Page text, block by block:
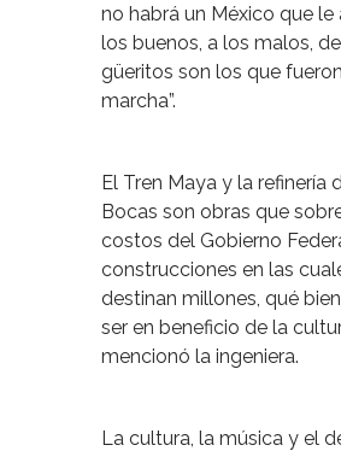
no habrá un México que le
los buenos, a los malos,
güeritos son los que
marcha”.
El Tren Maya y la refinería
Bocas son obras que
costos del Gobierno
construcciones en las
destinan millones, qué
ser en beneficio de la
mencionó la ingeniera.
La cultura, la música y el